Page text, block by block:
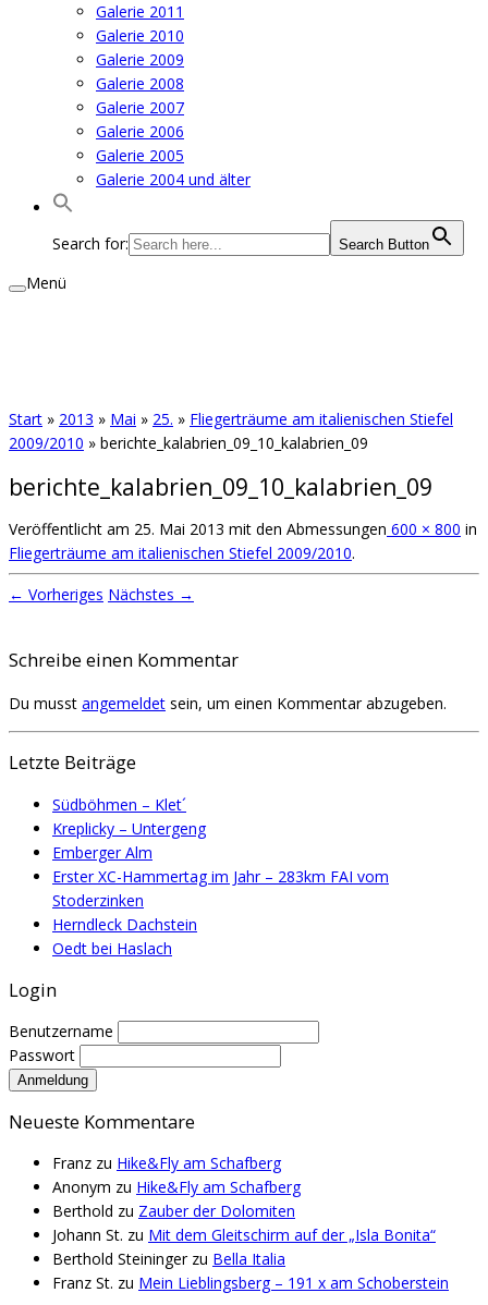
Galerie 2011
Galerie 2010
Galerie 2009
Galerie 2008
Galerie 2007
Galerie 2006
Galerie 2005
Galerie 2004 und älter
Search for: Search Button
Menü
Start » 2013 » Mai » 25. » Fliegerträume am italienischen Stiefel
2009/2010 » berichte_kalabrien_09_10_kalabrien_09
berichte_kalabrien_09_10_kalabrien_09
Veröffentlicht am 25. Mai 2013 mit den Abmessungen 600 × 800 in
Fliegerträume am italienischen Stiefel 2009/2010.
← Vorheriges Nächstes →
Schreibe einen Kommentar
Du musst angemeldet sein, um einen Kommentar abzugeben.
Letzte Beiträge
Südböhmen – Klet´
Kreplicky – Untergeng
Emberger Alm
Erster XC-Hammertag im Jahr – 283km FAI vom
Stoderzinken
Herndleck Dachstein
Oedt bei Haslach
Login
Benutzername
Passwort
Neueste Kommentare
Franz zu Hike&Fly am Schafberg
Anonym zu Hike&Fly am Schafberg
Berthold zu Zauber der Dolomiten
Johann St. zu Mit dem Gleitschirm auf der „Isla Bonita“
Berthold Steiningerzu Bella Italia
Franz St. zu Mein Lieblingsberg – 191 x am Schoberstein